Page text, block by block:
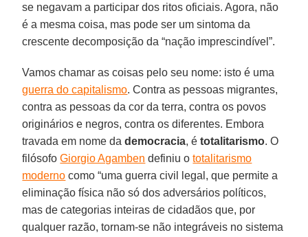
se negavam a participar dos ritos oficiais. Agora, não
é a mesma coisa, mas pode ser um sintoma da
crescente decomposição da “nação imprescindível”.
Vamos chamar as coisas pelo seu nome: isto é uma
guerra do capitalismo. Contra as pessoas migrantes,
contra as pessoas da cor da terra, contra os povos
originários e negros, contra os diferentes. Embora
travada em nome dademocracia, étotalitarismo. O
filósofoGiorgio Agamben definiu ototalitarismo
moderno como “uma guerra civil legal, que permite a
eliminação física não só dos adversários políticos,
mas de categorias inteiras de cidadãos que, por
qualquer razão, tornam-se não integráveis no sistema